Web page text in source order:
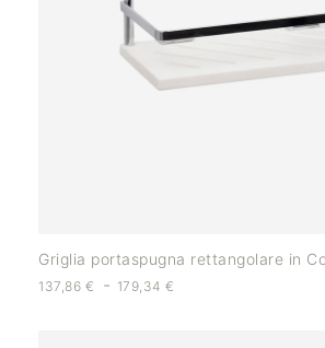
Griglia portaspugna rettangolare in
137,86 € - 179,34€